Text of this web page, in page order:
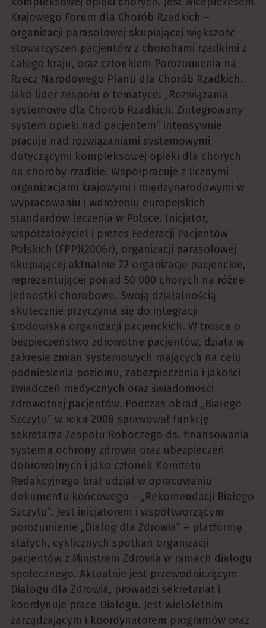
Krajowego Forum dla Chorób Rzadkich –
organizacji parasolowej skupiającej większość
stowarzyszeń pacjentów z chorobami rzadkimi z
całego kraju, oraz członkiem Porozumienia na
Rzecz Narodowego Planu dla Chorób Rzadkich.
Jako lider zespołu o tematyce: „Rozwiązania
systemowe dla Chorób Rzadkich. Zintegrowany
system opieki nad pacjentem” intensywnie
pracuje nad rozwiązaniami systemowymi
dotyczącymi kompleksowej opieki dla chorych
na choroby rzadkie. Współpracuje z licznymi
organizacjami krajowymi i międzynarodowymi w
wypracowaniu i wdrożeniu europejskich
standardów leczenia w Polsce. Inicjator,
współzałożyciel i prezes Federacji Pacjentów
Polskich (FPP)(2006r), organizacji parasolowej
skupiającej aktualnie 72 organizacje pacjenckie,
reprezentującej ponad 50 000 chorych na różne
jednostki chorobowe. Swoją działalnością
skutecznie przyczynia się do integracji
środowiska organizacji pacjenckich. W trosce o
bezpieczeństwo zdrowotne pacjentów, działa w
zakresie zmian systemowych mających na celu
podniesienia poziomu, zabezpieczenia i jakości
świadczeń medycznych oraz świadomości
zdrowotnej pacjentów. Podczas obrad „Białego
Szczytu” w roku 2008 sprawował funkcję
sekretarza Zespołu Roboczego ds. finansowania
systemu ochrony zdrowia oraz ubezpieczeń
dobrowolnych i jako członek Komitetu
Redakcyjnego brał udział w opracowaniu
dokumentu końcowego – „Rekomendacji Białego
Szczytu”. Jest inicjatorem i współtworzącym
porozumienie „Dialog dla Zdrowia” – platformę
stałych, cyklicznych spotkań organizacji
pacjentów z Ministrem Zdrowia w ramach dialogu
społecznego. Aktualnie jest przewodniczącym
Dialogu dla Zdrowia, prowadzi sekretariat i
koordynuje prace Dialogu. Jest wieloletnim
zarządzającym i koordynatorem programów oraz